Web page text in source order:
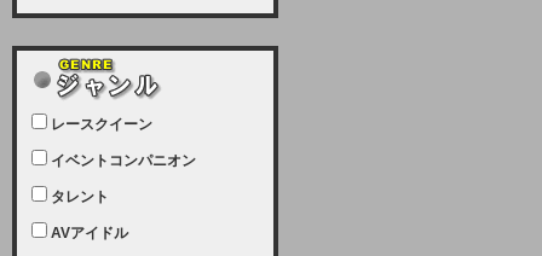
【サーバーメンテナンス実施につい
12月21日（日曜日）午前9：00か
ら午前11：00（予定）でサーバー
メンテナンスを実施します。ユーザ
ー様にはご迷惑をおかけしますがご
理解いただけます様、宜しくお願い
致します。
2025-07-05 (土)
レースクイーン
イベントコンパニオン
タレント
AVアイドル